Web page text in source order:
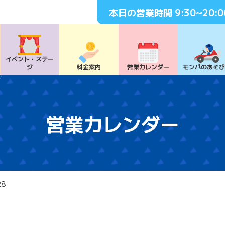
本日の営業時間
イベント・ ステー
ジ
料⾦案内 営業カレンダー モンパのあそ
営業カレンダー